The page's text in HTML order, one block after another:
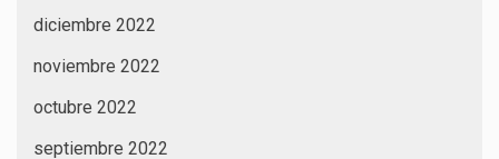
diciembre 2022
noviembre 2022
octubre 2022
septiembre 2022